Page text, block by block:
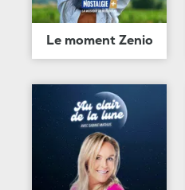
Le moment Zenio